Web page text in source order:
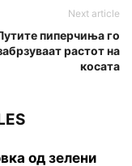
Next article
пиперчиња го
растот на
косата
од зелени